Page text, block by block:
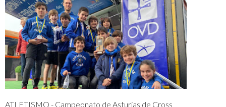
ATLETISMO - Campeonato de Asturias de Cross